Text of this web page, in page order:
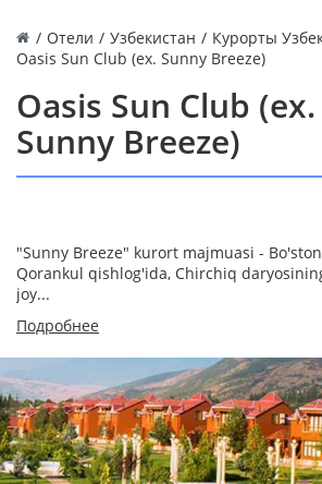
/ Отели / Узбекистан / Курорты
Oasis Sun Club (ex. Sunny Breeze)
Oasis Sun Club (ex.
Sunny Breeze)
"Sunny Breeze" kurort majmuasi -
Qorankul qishlog'ida, Chirchiq
joy...
Подробнее